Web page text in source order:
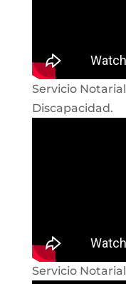
Servicio
Discapacidad.
Servicio